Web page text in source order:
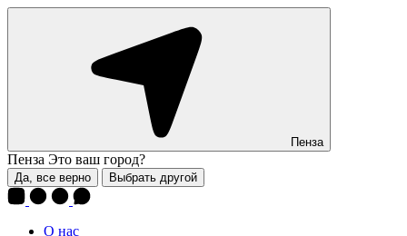
Пенза
Пенза Это ваш город?
Да, все верно Выбрать другой
О нас